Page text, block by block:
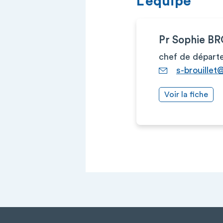
Pr Sophie
chef de
s-
Voir la fiche